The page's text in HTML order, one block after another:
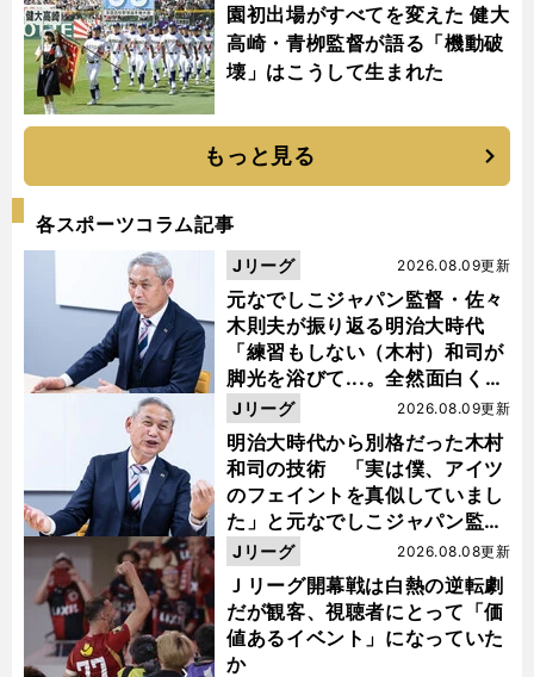
園初出場がすべてを変えた 健大
高崎・青栁監督が語る「機動破
壊」はこうして生まれた
もっと見る
各スポーツコラム記事
元なでしこジャパン監督・佐々
木則夫が振り返る明治大時代
「練習もしない（木村）和司が
脚光を浴びて...。全然面白くな
い４年間でした」
2026.08.09更新
Jリーグ
明治大時代から別格だった木村
和司の技術 「実は僕、アイツ
のフェイントを真似していまし
た」と元なでしこジャパン監
督・佐々木則夫
2026.08.09更新
Jリーグ
Ｊリーグ開幕戦は白熱の逆転劇
だが観客、視聴者にとって「価
値あるイベント」になっていた
か
2026.08.08更新
Jリーグ